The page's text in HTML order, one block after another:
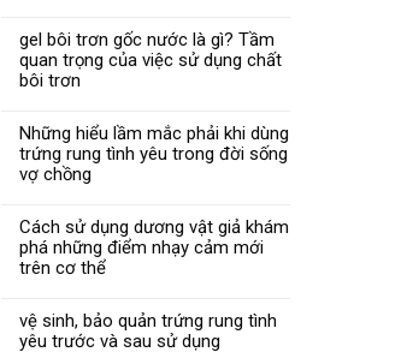
gel bôi trơn gốc nước là gì? Tầm
quan trọng của việc sử dụng chất
bôi trơn
Những hiểu lầm mắc phải khi dùng
trứng rung tình yêu trong đời sống
vợ chồng
Cách sử dụng dương vật giả khám
phá những điểm nhạy cảm mới
trên cơ thể
vệ sinh, bảo quản trứng rung tình
yêu trước và sau sử dụng